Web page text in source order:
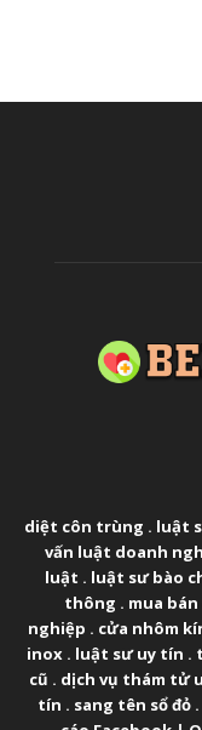
diệt côn trùng . luật
vấn luật doanh
luật . luật sư bào
thông . mua
nghiệp . cửa nhôm
inox . luật sư uy tín .
cũ . dịch vụ thám tử
tín . sang tên sổ đỏ .